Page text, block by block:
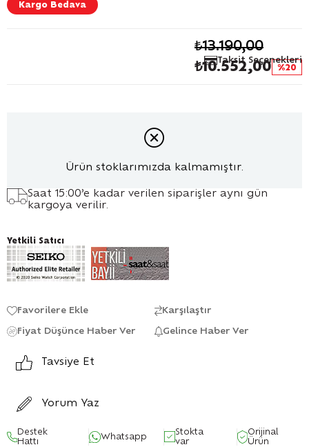
Kargo Bedava
Taksit Seçenekleri
20
₺13.190,00
₺10.552,00
Ürün stoklarımızda kalmamıştır.
Saat 15:00’e kadar verilen siparişler aynı gün
kargoya verilir.
Yetkili Satıcı
Favorilere Ekle Karşılaştır
Fiyat Düşünce Haber Ver Gelince Haber Ver
Tavsiye Et
Yorum Yaz
Destek
Hattı
Whatsapp
Stokta
var
Orijinal
Ürün